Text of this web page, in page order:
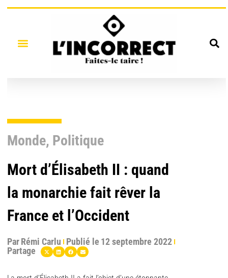
Monde, Politique
Mort d’Élisabeth II : quand
la monarchie fait rêver la
France et l’Occident
ParRémi Carlu Publié le 12 septembre 2022
Partage